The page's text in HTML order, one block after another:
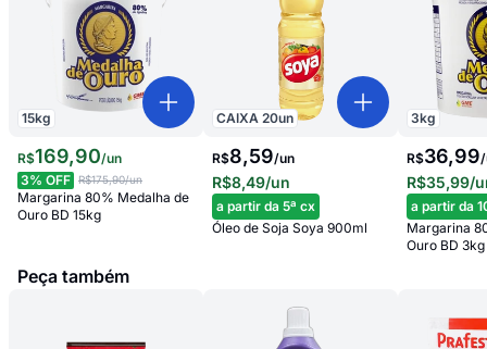
15kg
R$169,90/un
3% OFF R$175,90/un
Margarina 80% Medalha de
Ouro BD 15kg
CAIXA20un
R$8,59/un
R$8,49/un
a partir da 5ª cx
Óleo de Soja Soya 900ml
3kg
R$36,99/
R$35,99/
a partir da
Margarina
Ouro BD 3kg
Peça também